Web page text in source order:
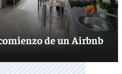
de un Airbnb